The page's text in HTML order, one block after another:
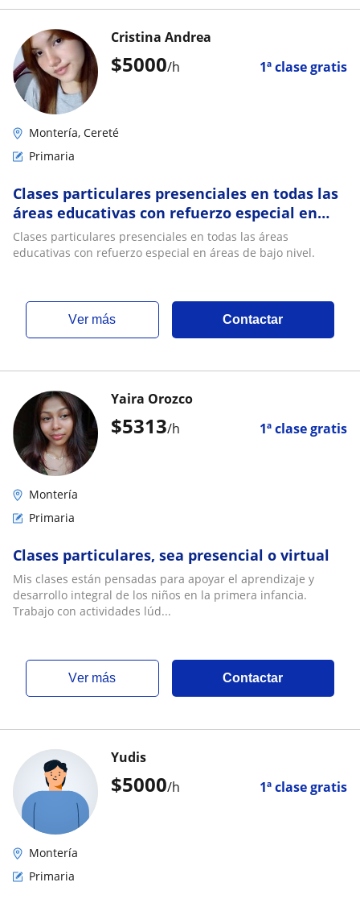
$5000/h 1ª clase gratis
Cristina Andrea
Montería, Cereté
Primaria
Clases particulares presenciales en todas las
áreas educativas con refuerzo especial en
áreas de bajo nivel
Clases particulares presenciales en todas las áreas
educativas con refuerzo especial en áreas de bajo nivel.
ver más Contactar
$5313/h 1ª clase gratis
Yaira Orozco
Montería
Primaria
Clases particulares, sea presencial o virtual
Mis clases están pensadas para apoyar el aprendizaje y
desarrollo integral de los niños en la primera infancia.
Trabajo con actividades lúd...
ver más Contactar
$5000/h 1ª clase gratis
Yudis
Montería
Primaria